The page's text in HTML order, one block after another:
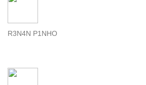
R3N4N P1NHO